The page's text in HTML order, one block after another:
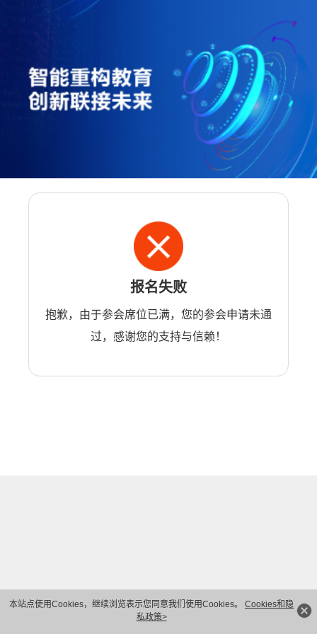
本站点使用Cookies，继续浏览表示您同意我们使用Cookies。 Cookies和隐
私政策>
报名失败
抱歉，由于参会席位已满，您的参会申请未通
过，感谢您的支持与信赖！